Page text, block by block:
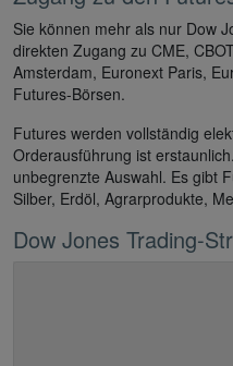
Sie können mehr als nur Dow
direkten Zugang zu CME,
Amsterdam, Euronext Paris,
Futures-Börsen.
Futures werden vollständig
Orderausführung ist
unbegrenzte Auswahl. Es gibt
Silber, Erdöl, Agrarprodukte,
Dow Jones Trading-